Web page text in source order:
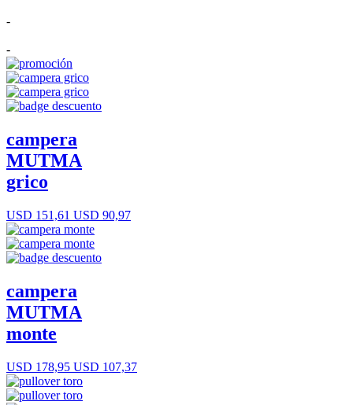
-
-
campera
MUTMA
grico
USD 151,61 USD 90,97
campera
MUTMA
monte
USD 178,95 USD 107,37